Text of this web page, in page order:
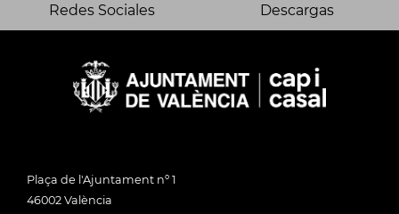
Redes Sociales Descargas
Plaça de l'Ajuntament nº 1
46002 València